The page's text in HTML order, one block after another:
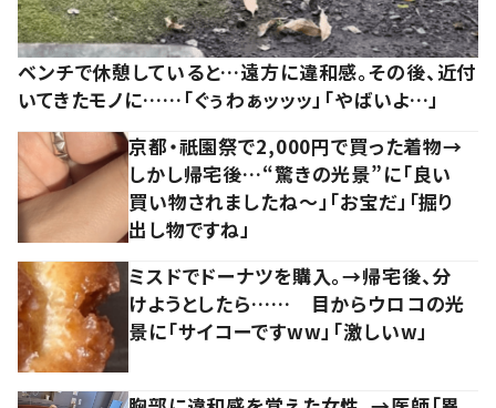
ベンチで休憩していると…遠方に違和感。その後、近付
いてきたモノに……「ぐぅわぁッッッ」「やばいよ…」
京都・祇園祭で2,000円で買った着物→
しかし帰宅後…“驚きの光景”に「良い
買い物されましたね～」「お宝だ」「掘り
出し物ですね」
ミスドでドーナツを購入。→帰宅後、分
けようとしたら…… 目からウロコの光
景に「サイコーですww」「激しいw」